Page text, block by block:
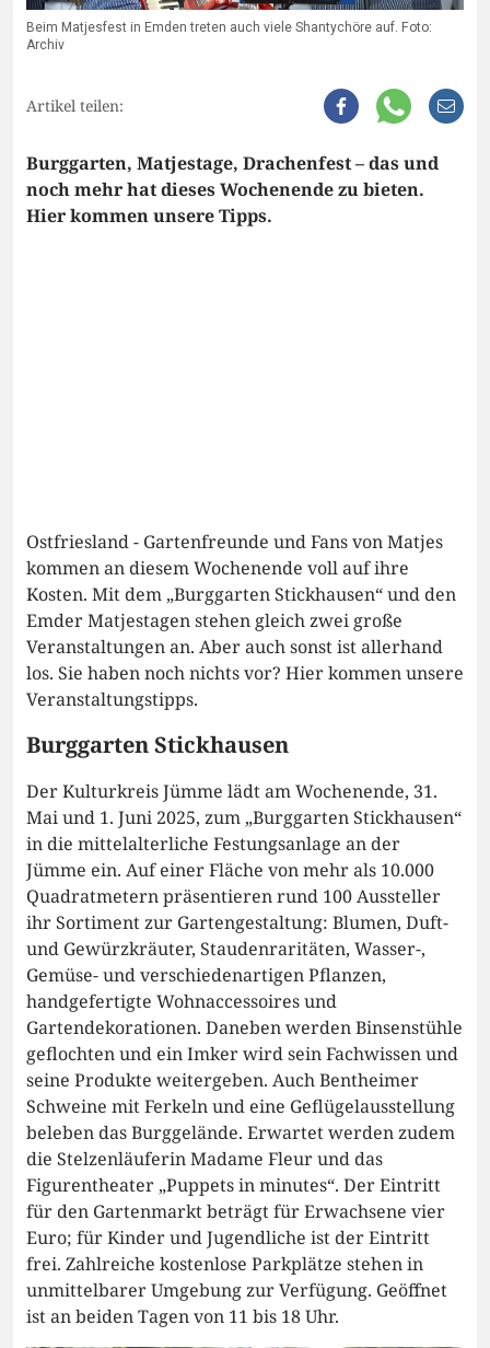
Beim Matjesfest in Emden treten auch viele Shantychöre auf. Foto:
Archiv
Artikel teilen:
Burggarten, Matjestage, Drachenfest – das und
noch mehr hat dieses Wochenende zu bieten.
Hier kommen unsere Tipps.
Ostfriesland - Gartenfreunde und Fans von Matjes
kommen an diesem Wochenende voll auf ihre
Kosten. Mit dem „Burggarten Stickhausen“ und den
Emder Matjestagen stehen gleich zwei große
Veranstaltungen an. Aber auch sonst ist allerhand
los. Sie haben noch nichts vor? Hier kommen unsere
Veranstaltungstipps.
Burggarten Stickhausen
Der Kulturkreis Jümme lädt am Wochenende, 31.
Mai und 1. Juni 2025, zum „Burggarten Stickhausen“
in die mittelalterliche Festungsanlage an der
Jümme ein. Auf einer Fläche von mehr als 10.000
Quadratmetern präsentieren rund 100 Aussteller
ihr Sortiment zur Gartengestaltung: Blumen, Duft-
und Gewürzkräuter, Staudenraritäten, Wasser-,
Gemüse- und verschiedenartigen Pflanzen,
handgefertigte Wohnaccessoires und
Gartendekorationen. Daneben werden Binsenstühle
geflochten und ein Imker wird sein Fachwissen und
seine Produkte weitergeben. Auch Bentheimer
Schweine mit Ferkeln und eine Geflügelausstellung
beleben das Burggelände. Erwartet werden zudem
die Stelzenläuferin Madame Fleur und das
Figurentheater „Puppets in minutes“. Der Eintritt
für den Gartenmarkt beträgt für Erwachsene vier
Euro; für Kinder und Jugendliche ist der Eintritt
frei. Zahlreiche kostenlose Parkplätze stehen in
unmittelbarer Umgebung zur Verfügung. Geöffnet
ist an beiden Tagen von 11 bis 18 Uhr.